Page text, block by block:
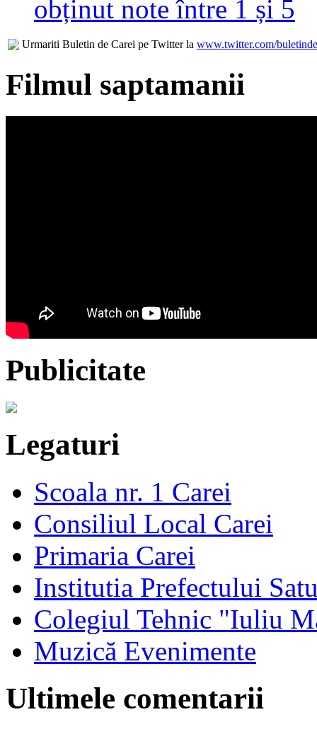
obținut note între 1 și 5
Urmariti Buletin de Carei pe Twitter la www.twitter.com/
Filmul saptamanii
Publicitate
Legaturi
Scoala nr. 1 Carei
Consiliul Local Carei
Primaria Carei
Institutia Prefectului
Colegiul Tehnic "Iuliu
Muzică Evenimente
Ultimele comentarii